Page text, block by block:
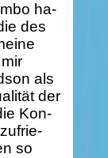
ha-
des
als
der
Kon-
so